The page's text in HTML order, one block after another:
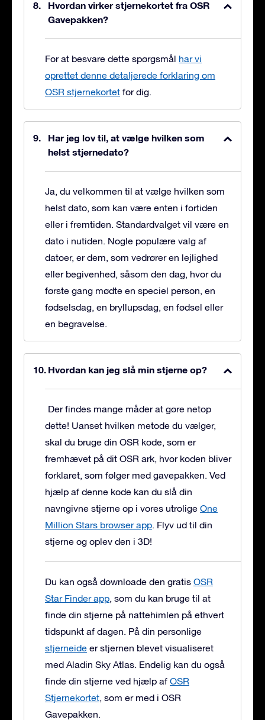
Hvordan virker stjernekortet fra OSR
Gavepakken?
For at besvare dette spørgsmål har vi
oprettet denne detaljerede forklaring om
OSR stjernekortet for dig.
Har jeg lov til, at vælge hvilken som
helst stjernedato?
Ja, du velkommen til at vælge hvilken som
helst dato, som kan være enten i fortiden
eller i fremtiden. Standardvalget vil være en
dato i nutiden. Nogle populære valg af
datoer, er dem, som vedrører en lejlighed
eller begivenhed, såsom den dag, hvor du
første gang mødte en speciel person, en
fødselsdag, en bryllupsdag, en fødsel eller
en begravelse.
Hvordan kan jeg slå min stjerne op?
Der findes mange måder at gøre netop
dette! Uanset hvilken metode du vælger,
skal du bruge din OSR kode, som er
fremhævet på dit OSR ark, hvor koden bliver
forklaret, som følger med gavepakken. Ved
hjælp af denne kode kan du slå din
navngivne stjerne op i vores utrolige One
Million Stars browser app. Flyv ud til din
stjerne og oplev den i 3D!
Du kan også downloade den gratis OSR
Star Finder app, som du kan bruge til at
finde din stjerne på nattehimlen på ethvert
tidspunkt af dagen. På din personlige
stjerneide er stjernen blevet visualiseret
med Aladin Sky Atlas. Endelig kan du også
finde din stjerne ved hjælp af OSR
Stjernekortet, som er med i OSR
Gavepakken.